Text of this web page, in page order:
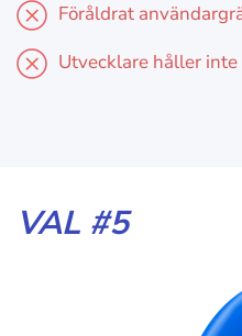
Föråldrat
Utvecklare håller
VAL #5